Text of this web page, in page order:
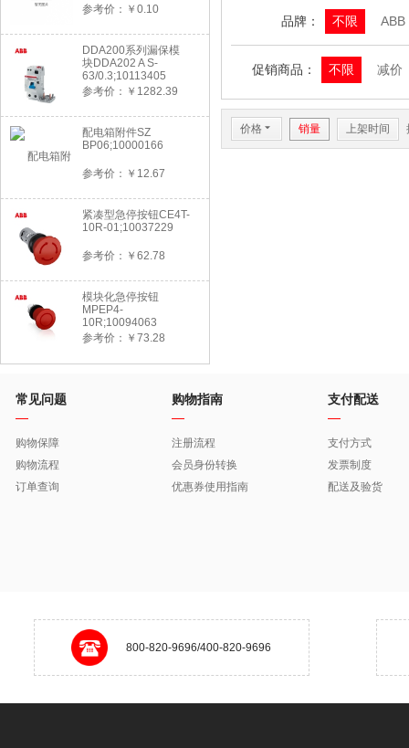
购）-2022年版
参考价：￥0.10
DDA200系列漏保模
块DDA202 A S-
63/0.3;10113405
参考价：￥1282.39
配电箱附件SZ
BP06;10000166
参考价：￥12.67
紧凑型急停按钮CE4T-
10R-01;10037229
参考价：￥62.78
模块化急停按钮
MPEP4-
10R;10094063
参考价：￥73.28
品牌： 不限 ABB
促销商品： 不限 减价
价格 6 销量 上架时间
常见问题
购物保障
购物流程
订单查询
购物指南
注册流程
会员身份转换
优惠券使用指南
支付配送
支付方式
发票制度
配送及验货
800-820-9696/400-820-9696